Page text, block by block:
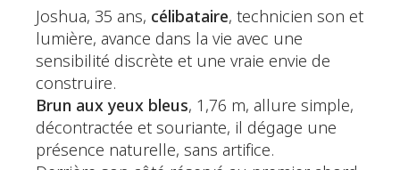
Joshua, 35 ans, célibataire, technicien son et
lumière, avance dans la vie avec une
sensibilité discrète et une vraie envie de
construire.
Brun aux yeux bleus, 1,76 m, allure simple,
décontractée et souriante, il dégage une
présence naturelle, sans artifice.